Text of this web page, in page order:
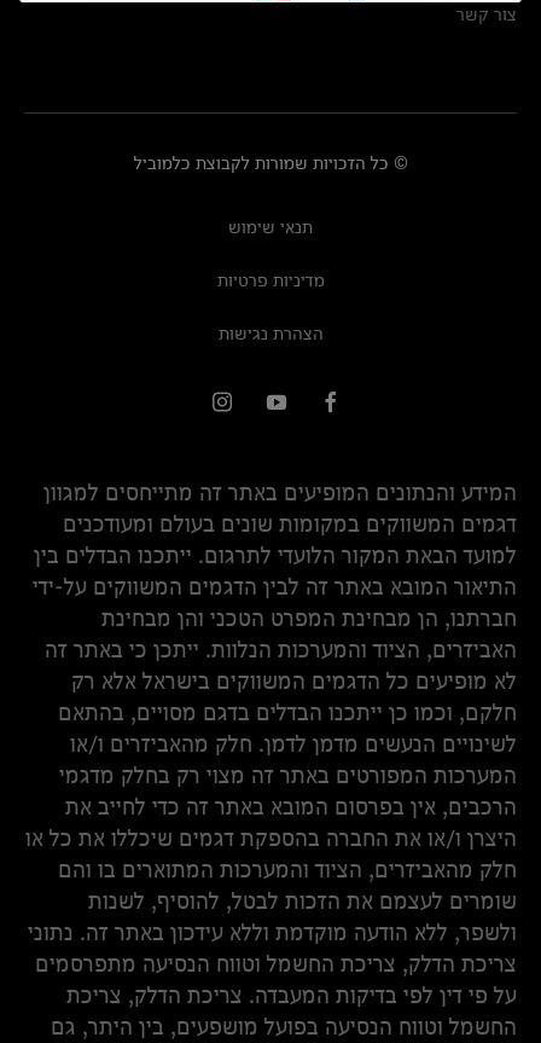
צור קשר
© כל הזכויות שמורות לקבוצת כלמוביל
תנאי שימוש
מדיניות פרטיות
הצהרת נגישות
המידע והנתונים המופיעים באתר זה מתייחסים למגוון
דגמים המשווקים במקומות שונים בעולם ומעודכנים
למועד הבאת המקור הלועדי לתרגום. ייתכנו הבדלים בין
התיאור המובא באתר זה לבין הדגמים המשווקים על-ידי
חברתנו, הן מבחינת המפרט הטכני והן מבחינת
האביזרים, הציוד והמערכות הנלוות. ייתכן כי באתר זה
לא מופיעים כל הדגמים המשווקים בישראל אלא רק
חלקם, וכמו כן ייתכנו הבדלים בדגם מסויים, בהתאם
לשינויים הנעשים מדמן לדמן. חלק מהאביזרים ו/או
המערכות המפורטים באתר זה מצוי רק בחלק מדגמי
הרכבים, אין בפרסום המובא באתר זה כדי לחייב את
היצרן ו/או את החברה בהספקת דגמים שיכללו את כל או
חלק מהאביזרים, הציוד והמערכות המתוארים בו והם
שומרים לעצמם את הזכות לבטל, להוסיף, לשנות
ולשפר, ללא הודעה מוקדמת וללא עידכון באתר זה. נתוני
צריכת הדלק, צריכת החשמל וטווח הנסיעה מתפרסמים
על פי דין לפי בדיקות המעבדה. צריכת הדלק, צריכת
החשמל וטווח הנסיעה בפועל מושפעים, בין היתר, גם